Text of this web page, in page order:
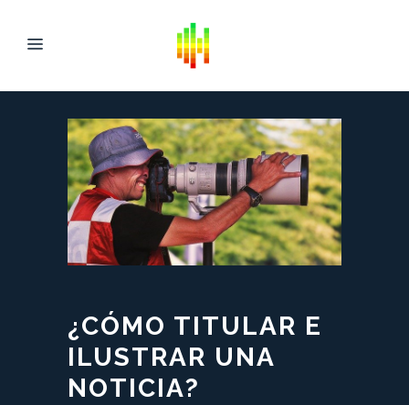
¿CÓMO TITULAR E
ILUSTRAR UNA
NOTICIA?